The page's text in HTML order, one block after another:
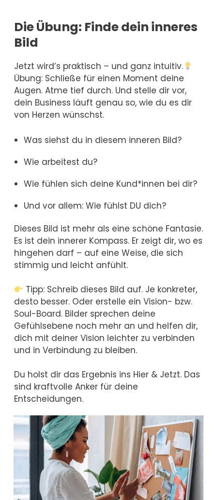
Die Übung: Finde dein inneres
Bild
Jetzt wird’s praktisch – und ganz intuitiv.
Übung: Schließe für einen Moment deine
Augen. Atme tief durch. Und stelle dir vor,
dein Business läuft genau so, wie du es dir
von Herzen wünschst.
Was siehst du in diesem inneren Bild?
Wie arbeitest du?
Wie fühlen sich deine Kund*innen bei dir?
Und vor allem: Wie fühlst DU dich?
Dieses Bild ist mehr als eine schöne Fantasie.
Es ist dein innerer Kompass. Er zeigt dir, wo es
hingehen darf – auf eine Weise, die sich
stimmig und leicht anfühlt.
Tipp: Schreib dieses Bild auf. Je konkreter,
desto besser. Oder erstelle ein Vision- bzw.
Soul-Board. Bilder sprechen deine
Gefühlsebene noch mehr an und helfen dir,
dich mit deiner Vision leichter zu verbinden
und in Verbindung zu bleiben.
Du holst dir das Ergebnis ins Hier & Jetzt. Das
sind kraftvolle Anker für deine
Entscheidungen.